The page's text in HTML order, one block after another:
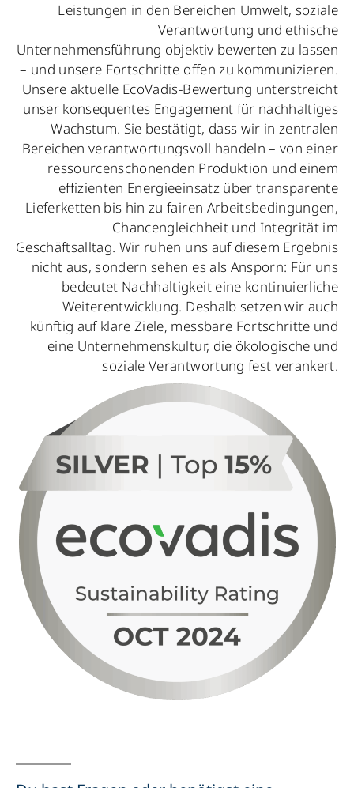
Leistungen in den Bereichen Umwelt, soziale
Verantwortung und ethische
Unternehmensführung objektiv bewerten zu lassen
– und unsere Fortschritte offen zu kommunizieren.
Unsere aktuelle EcoVadis-Bewertung unterstreicht
unser konsequentes Engagement für nachhaltiges
Wachstum. Sie bestätigt, dass wir in zentralen
Bereichen verantwortungsvoll handeln – von einer
ressourcenschonenden Produktion und einem
effizienten Energieeinsatz über transparente
Lieferketten bis hin zu fairen Arbeitsbedingungen,
Chancengleichheit und Integrität im
Geschäftsalltag. Wir ruhen uns auf diesem Ergebnis
nicht aus, sondern sehen es als Ansporn: Für uns
bedeutet Nachhaltigkeit eine kontinuierliche
Weiterentwicklung. Deshalb setzen wir auch
künftig auf klare Ziele, messbare Fortschritte und
eine Unternehmenskultur, die ökologische und
soziale Verantwortung fest verankert.